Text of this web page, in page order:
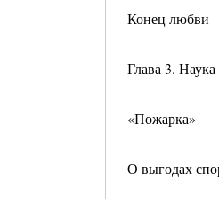
Конец любви
Глава 3.
«Пожарка»
О выгодах